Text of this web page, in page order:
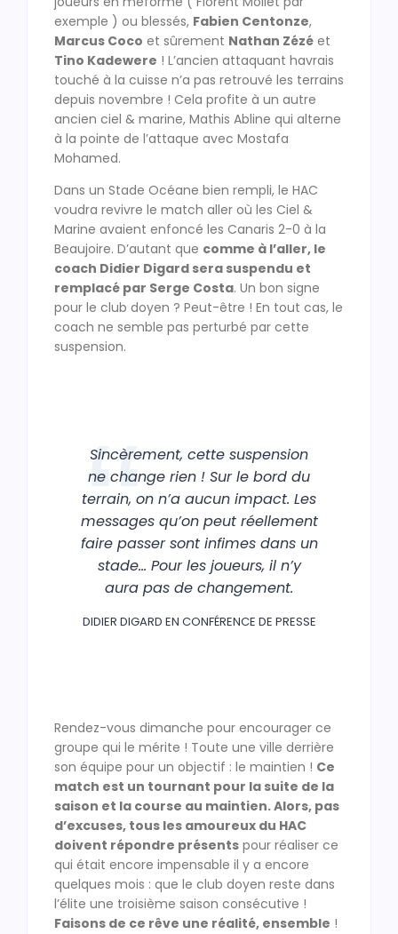
exemple ) ou blessés, Fabien Centonze,
Marcus Coco et sûrement Nathan Zézé et
Tino Kadewere ! L’ancien attaquant havrais
touché à la cuisse n’a pas retrouvé les terrains
depuis novembre ! Cela profite à un autre
ancien ciel & marine, Mathis Abline qui alterne
à la pointe de l’attaque avec Mostafa
Mohamed.
Dans un Stade Océane bien rempli, le HAC
voudra revivre le match aller où les Ciel &
Marine avaient enfoncé les Canaris 2-0 à la
Beaujoire. D’autant que comme à l’aller, le
coach Didier Digard sera suspendu et
remplacé par Serge Costa. Un bon signe
pour le club doyen ? Peut-être ! En tout cas, le
coach ne semble pas perturbé par cette
suspension.
Sincèrement, cette suspension
ne change rien ! Sur le bord du
terrain, on n’a aucun impact. Les
messages qu’on peut réellement
faire passer sont infimes dans un
stade… Pour les joueurs, il n’y
aura pas de changement.
DIDIER DIGARD EN CONFÉRENCE DE PRESSE
Rendez-vous dimanche pour encourager ce
groupe qui le mérite ! Toute une ville derrière
son équipe pour un objectif : le maintien ! Ce
match est un tournant pour la suite de la
saison et la course au maintien. Alors, pas
d’excuses, tous les amoureux du HAC
doivent répondre présents pour réaliser ce
qui était encore impensable il y a encore
quelques mois : que le club doyen reste dans
l’élite une troisième saison consécutive !
Faisons de ce rêve une réalité, ensemble !